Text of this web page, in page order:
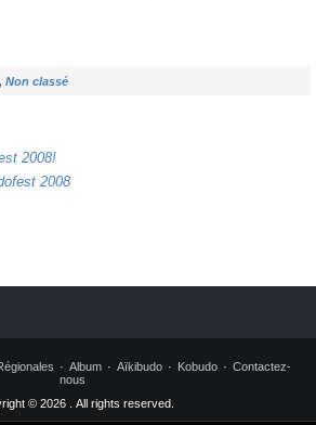
,Non classé
2008!
2008
Album Aïkibudo Kobudo
Contactez-
nous
© 2026 . All rights reserved.